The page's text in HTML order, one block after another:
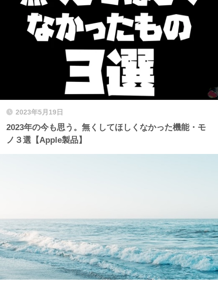
2023年5月19日
2023年の今も思う。無くしてほしくなかった機能・モ
ノ３選【Apple製品】